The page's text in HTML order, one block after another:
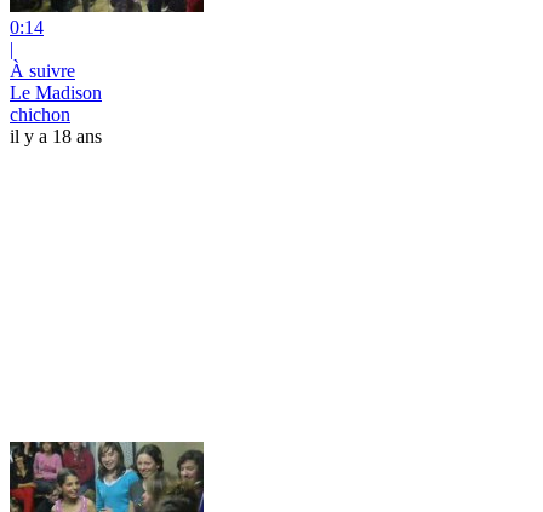
0:14
|
À suivre
Le Madison
chichon
il y a 18 ans